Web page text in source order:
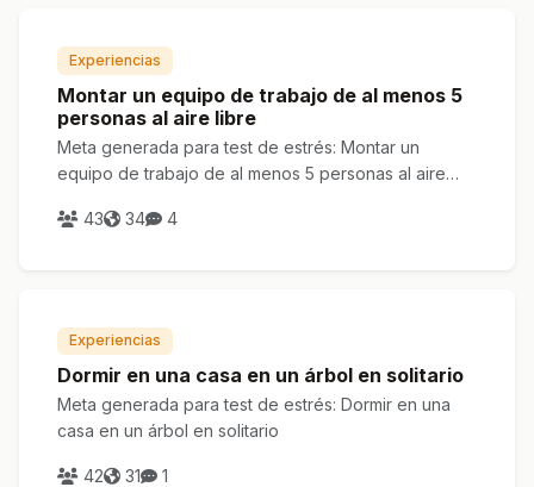
Experiencias
Montar un equipo de trabajo de al menos 5
personas al aire libre
Meta generada para test de estrés: Montar un
equipo de trabajo de al menos 5 personas al aire
43
34 4
Experiencias
Dormir en una casa en un árbol en solitario
Meta generada para test de estrés: Dormir en una
casa en un árbol en solitario
42 31 1